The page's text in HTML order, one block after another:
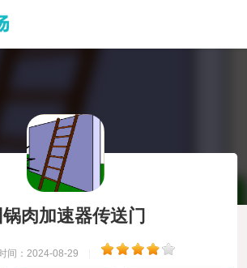
锅肉加速器传送门
间：2024-08-29